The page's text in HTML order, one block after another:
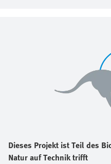
Dieses Projekt ist Teil des
Natur auf Technik trifft